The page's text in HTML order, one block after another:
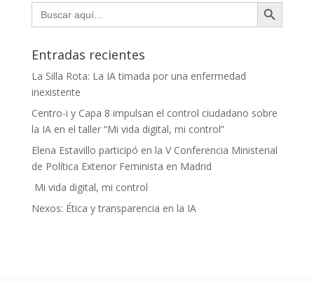
Buscar:
Entradas recientes
La Silla Rota: La IA timada por una enfermedad
inexistente
Centro-i y Capa 8 impulsan el control ciudadano sobre
la IA en el taller “Mi vida digital, mi control”
Elena Estavillo participó en la V Conferencia Ministerial
de Política Exterior Feminista en Madrid
Mi vida digital, mi control
Nexos: Ética y transparencia en la IA